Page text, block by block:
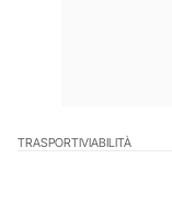
TRASPORTIVIABILITÀ